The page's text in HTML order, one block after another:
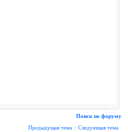
Поиск по форуму
Предыдущая тема :: Следующая тема